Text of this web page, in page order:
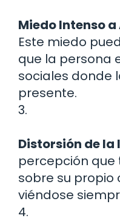
Miedo Intenso
Este miedo
que la persona
sociales donde
presente.
3.
Distorsión de
percepción que
sobre su
viéndose
4.